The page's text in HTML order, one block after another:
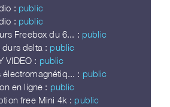
: public
: public
Freebox du 6... : public
delta : public
VIDEO : public
électromagnétiq... : public
en ligne : public
free Mini 4k : public